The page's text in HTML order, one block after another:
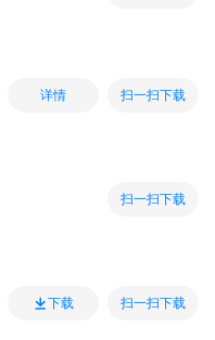
详情 扫一扫下载
扫一扫下载
下载 扫一扫下载